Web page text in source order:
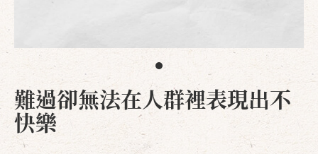
難過卻無法在人群裡表現出不
快樂